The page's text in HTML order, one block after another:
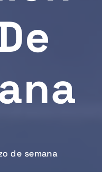
de semana